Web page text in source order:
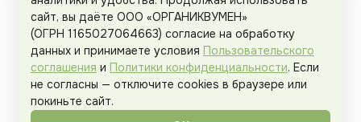
Пользовательское соглашение
Organicwoman.ru . Все права защищены.
сайт, вы даёте ООО «ОРГАНИКВУМЕН»
(ОГРН 1165027064663) согласие на обработку
данных и принимаете условия Пользовательского
соглашения и Политики конфиденциальности. Если
не согласны — отключите cookies в браузере или
покиньте сайт.